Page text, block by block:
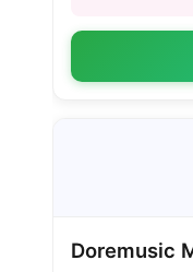
Doremusic